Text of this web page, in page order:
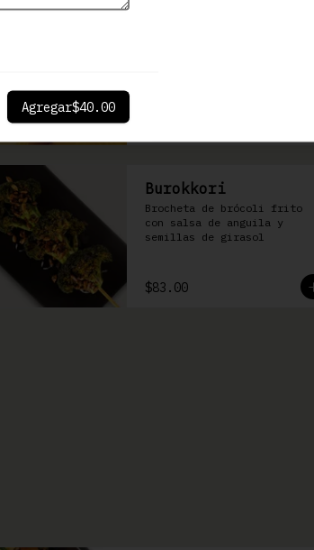
Burokkori
Brocheta de brócoli frito
con salsa de anguila y
semillas de girasol
$83.00
Agregar$40.00